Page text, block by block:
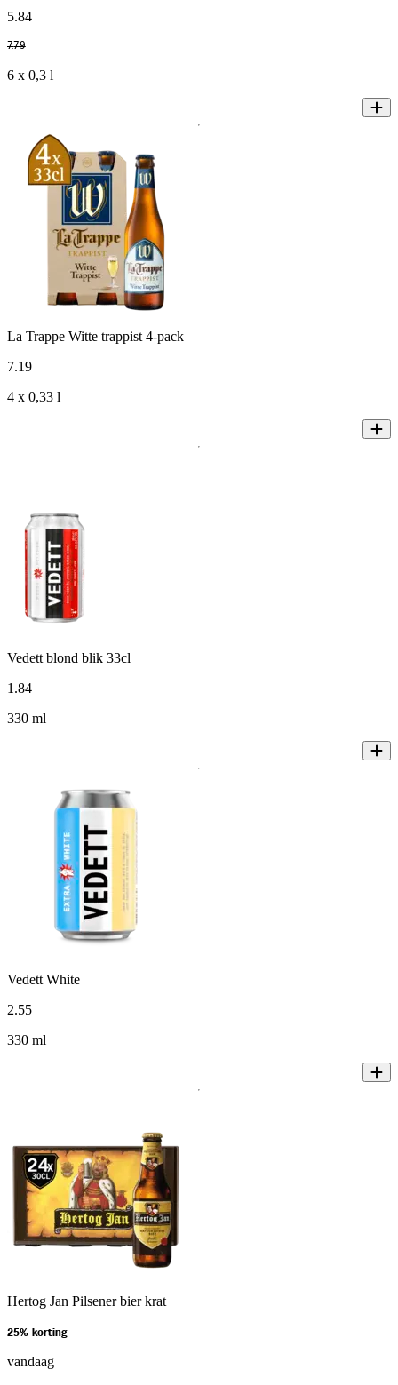
5.84
7.79
6 x 0,3 l
La Trappe Witte trappist 4-pack
7.19
4 x 0,33 l
Vedett blond blik 33cl
1.84
330 ml
Vedett White
2.55
330 ml
Hertog Jan Pilsener bier krat
25% korting
vandaag